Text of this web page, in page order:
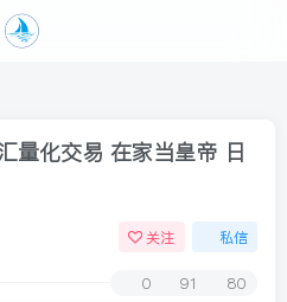
量化交易 在家当皇帝 日
关注 私信
0 91 80